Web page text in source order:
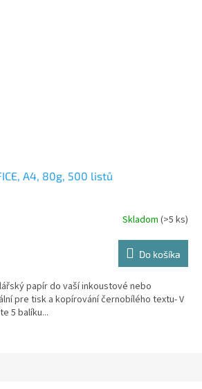
A4, 80g, 500 listů
Skladom (>5 ks)
Do košíka
papír do vaší inkoustové nebo
pre tisk a kopírování černobílého textu- V
5 balíku...